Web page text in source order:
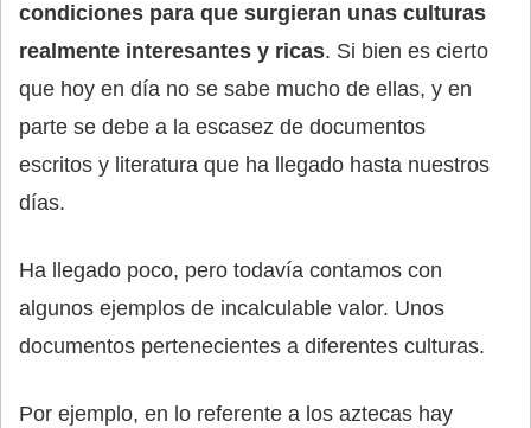
condiciones para que surgieran unas culturas
realmente interesantes y ricas. Si bien es cierto
que hoy en día no se sabe mucho de ellas, y en
parte se debe a la escasez de documentos
escritos y literatura que ha llegado hasta nuestros
días.
Ha llegado poco, pero todavía contamos con
algunos ejemplos de incalculable valor. Unos
documentos pertenecientes a diferentes culturas.
Por ejemplo, en lo referente a los aztecas hay